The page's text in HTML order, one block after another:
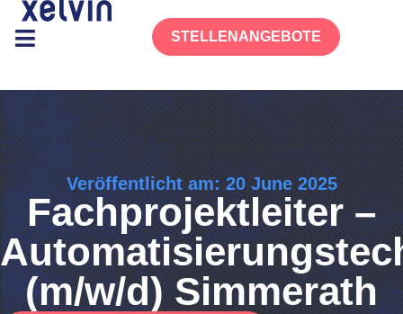
STELLENANGEBOTE
Veröffentlicht am: 20 June 2025
Fachprojektleiter –
(m/w/d) Simmerath